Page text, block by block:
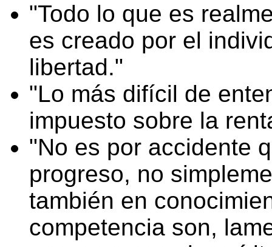
Todo lo que es
es creado por el
libertad.
Lo más difícil de
impuesto sobre la
No es por accidente
progreso, no
también en
competencia son,